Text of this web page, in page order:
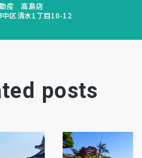
産 高島店
区清水1丁目10-12
posts